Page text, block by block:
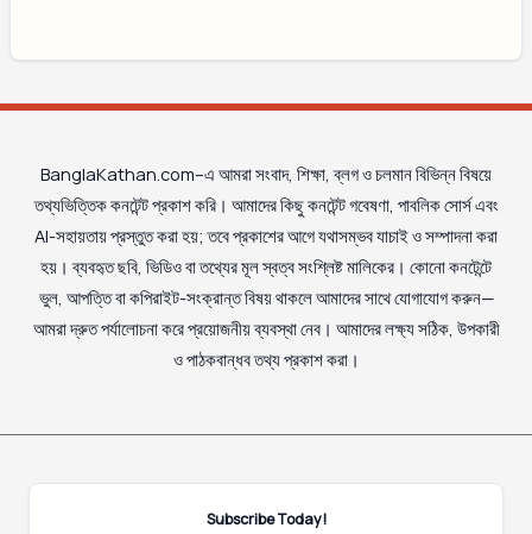
BanglaKathan.com–এ আমরা সংবাদ, শিক্ষা, ব্লগ ও চলমান বিভিন্ন বিষয়ে
তথ্যভিত্তিক কনটেন্ট প্রকাশ করি। আমাদের কিছু কনটেন্ট গবেষণা, পাবলিক সোর্স এবং
AI-সহায়তায় প্রস্তুত করা হয়; তবে প্রকাশের আগে যথাসম্ভব যাচাই ও সম্পাদনা করা
হয়। ব্যবহৃত ছবি, ভিডিও বা তথ্যের মূল স্বত্ব সংশ্লিষ্ট মালিকের। কোনো কনটেন্টে
ভুল, আপত্তি বা কপিরাইট-সংক্রান্ত বিষয় থাকলে আমাদের সাথে যোগাযোগ করুন—
আমরা দ্রুত পর্যালোচনা করে প্রয়োজনীয় ব্যবস্থা নেব। আমাদের লক্ষ্য সঠিক, উপকারী
ও পাঠকবান্ধব তথ্য প্রকাশ করা।
Subscribe Today!